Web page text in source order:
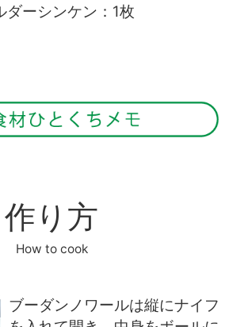
ーシンケン：1枚
作り方
How to cook
ブーダンノワールは縦にナイフ